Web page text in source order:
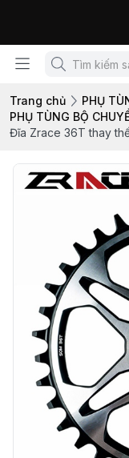
Trang chủ
PHỤ
PHỤ TÙNG BỘ
Đĩa Zrace 36T thay